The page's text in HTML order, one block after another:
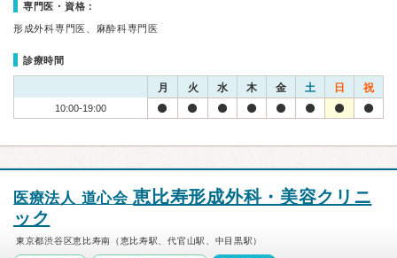
専門医・資格：
形成外科専門医、麻酔科専門医
診療時間
月 火 水 木 金 土 日 祝
10:00-19:00
医療法人 道心会恵比寿形成外科・美容クリニ
ック
東京都渋谷区恵比寿南（恵比寿駅、代官山駅、中目黒駅）